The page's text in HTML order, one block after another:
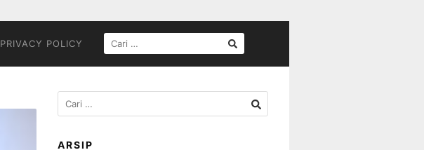
PRIVACY POLICY
UNTUK:
Cari
untuk:
ARSIP